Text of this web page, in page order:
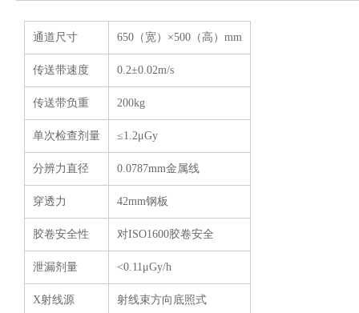
通道尺寸 650（宽）×500（高）mm
传送带速度 0.2±0.02m/s
传送带负重 200kg
单次检查剂量 ≤1.2μGy
分辨力直径 0.0787mm金属线
穿透力 42mm钢板
胶卷安全性 对ISO1600胶卷安全
泄漏剂量 <0.11μGy/h
X射线源 射线束方向底照式